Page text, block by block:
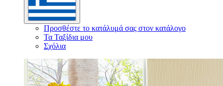
Προσθέστε το κατάλυμά σας στον κατάλογο
Τα Ταξίδια μου
Σχόλια